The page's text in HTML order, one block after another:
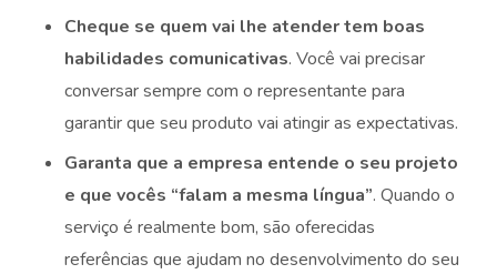
Cheque se quem vai lhe atender tem boas
habilidades comunicativas. Você vai precisar
conversar sempre com o representante para
garantir que seu produto vai atingir as expectativas.
Garanta que a empresa entende o seu projeto
e que vocês “falam a mesma língua”. Quando o
serviço é realmente bom, são oferecidas
referências que ajudam no desenvolvimento do seu